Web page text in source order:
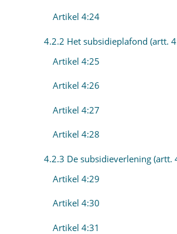
Artikel 4:24
4.2.2 Het subsidieplafond (artt.
Artikel 4:25
Artikel 4:26
Artikel 4:27
Artikel 4:28
4.2.3 De subsidieverlening (artt.
Artikel 4:29
Artikel 4:30
Artikel 4:31